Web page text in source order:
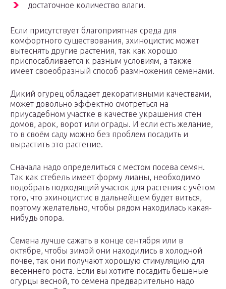
достаточное количество влаги.
Если присутствует благоприятная среда для
комфортного существования, эхиноцистис может
вытеснять другие растения, так как хорошо
приспосабливается к разным условиям, а также
имеет своеобразный способ размножения семенами.
Дикий огурец обладает декоративными качествами,
может довольно эффектно смотреться на
приусадебном участке в качестве украшения стен
домов, арок, ворот или ограды. И если есть желание,
то в своём саду можно без проблем посадить и
вырастить это растение.
Сначала надо определиться с местом посева семян.
Так как стебель имеет форму лианы, необходимо
подобрать подходящий участок для растения с учётом
того, что эхиноцистис в дальнейшем будет виться,
поэтому желательно, чтобы рядом находилась какая-
нибудь опора.
Семена лучше сажать в конце сентября или в
октябре, чтобы зимой они находились в холодной
почве, так они получают хорошую стимуляцию для
весеннего роста. Если вы хотите посадить бешеные
огурцы весной, то семена предварительно надо